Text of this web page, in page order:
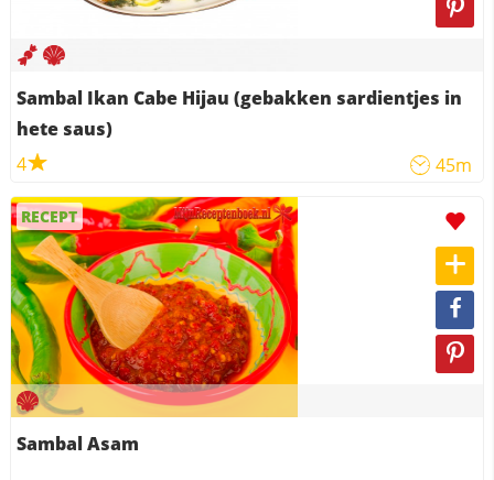
Sambal Ikan Cabe Hijau (gebakken sardientjes in
hete saus)
4
45m
RECEPT
Sambal Asam